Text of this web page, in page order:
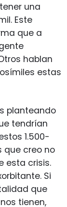
una
Este
que a
hablan
estas
planteando
tendrían
1.500-
que creo no
esta crisis.
Si
que
tienen,